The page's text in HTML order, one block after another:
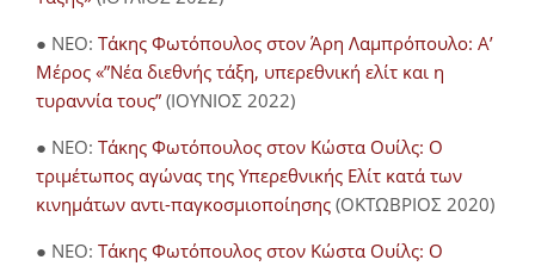
● NEO: Τάκης Φωτόπουλος στον Άρη Λαμπρόπουλο: Α’
Μέρος «”Νέα διεθνής τάξη, υπερεθνική ελίτ και η
τυραννία τους” (ΙΟΥΝΙΟΣ 2022)
● NEO: Τάκης Φωτόπουλος στον Κώστα Ουίλς: Ο
τριμέτωπος αγώνας της Υπερεθνικής Ελίτ κατά των
κινημάτων αντι-παγκοσμιοποίησης (ΟΚΤΩΒΡΙΟΣ 2020)
● NEO: Τάκης Φωτόπουλος στον Κώστα Ουίλς: Ο